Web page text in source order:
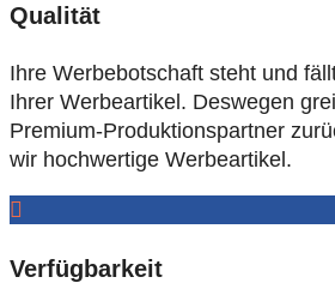
Qualität
Ihre Werbebotschaft steht und
Ihrer Werbeartikel. Deswegen
Premium-Produktionspartner
wir hochwertige Werbeartikel.
Verfügbarkeit